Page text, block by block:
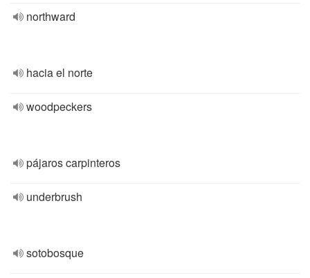
northward
hacia el norte
woodpeckers
pájaros carpinteros
underbrush
sotobosque